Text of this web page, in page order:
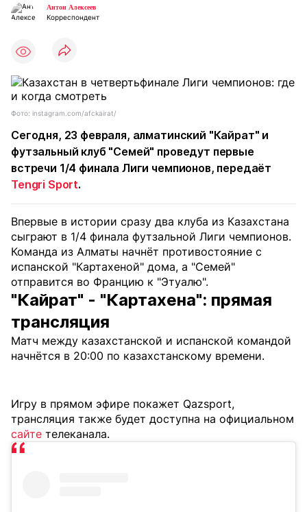
Антон Алексеев
Корреспондент
Фото: instagram.com/afckairat/
Сегодня, 23 февраля, алматинский "Кайрат" и
футзальный клуб "Семей" проведут первые
встречи 1/4 финала Лиги чемпионов, передаёт
Tengri Sport.
Впервые в истории сразу два клуба из Казахстана
сыграют в 1/4 финала футзальной Лиги чемпионов.
Команда из Алматы начнёт противостояние с
испанской "Картахеной" дома, а "Семей"
отправится во Францию к "Этуалю".
"Кайрат" - "Картахена": прямая
трансляция
Матч между казахстанской и испанской командой
начнётся в 20:00 по казахстанскому времени.
Игру в прямом эфире покажет Qazsport,
трансляция также будет доступна на официальном
сайте телеканала.